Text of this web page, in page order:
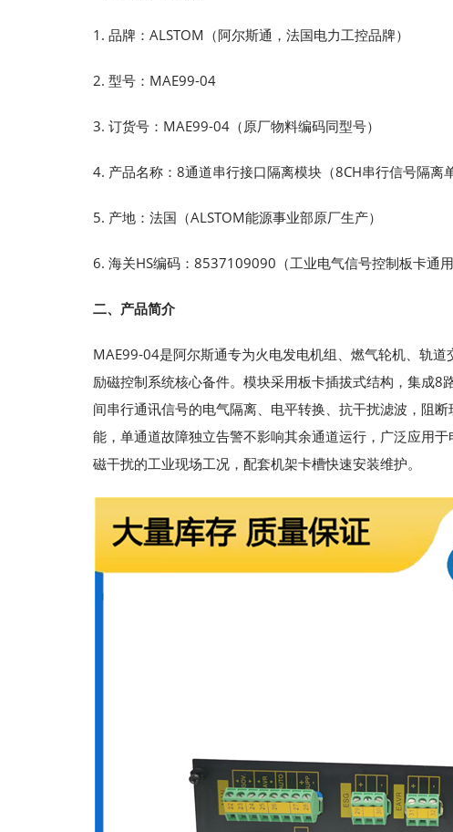
1. 品牌：ALSTOM（阿尔斯通，法国电力工控品牌）
2. 型号：MAE99-04
3. 订货号：MAE99-04（原厂物料编码同型号）
4. 产品名称：8通道串行接口隔离模块（8CH串行信号隔离
5. 产地：法国（ALSTOM能源事业部原厂生产）
6. 海关HS编码：8537109090（工业电气信号控制板卡通用
二、产品简介
MAE99-04是阿尔斯通专为火电发电机组、燃气轮机、轨
励磁控制系统核心备件。模块采用板卡插拔式结构，集成
间串行通讯信号的电气隔离、电平转换、抗干扰滤波，阻
能，单通道故障独立告警不影响其余通道运行，广泛应用
磁干扰的工业现场工况，配套机架卡槽快速安装维护。